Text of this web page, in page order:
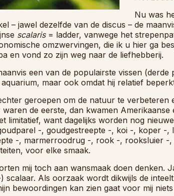
Nu was
– jawel dezelfde van de discus – de
scalaris= ladder, vanwege het
omzwervingen, die ik u hier ga
en vond zo zijn weg naar de liefhebberij.
een van de populairste vissen
maar ook omdat hij relatief
geroepen om de natuur te
de eerste, dan kwamen
limitatief, want dagelijks worden nog
-, goudgestreepte -, koi -, koper
-, marmerroodrug -, rook -, rooksluier
voor elke smaak.
mij toch aan wansmaak doen denken.
scalaar. Als oorzaak wordt dikwijls de
bewoordingen kan zien gaat voor mij